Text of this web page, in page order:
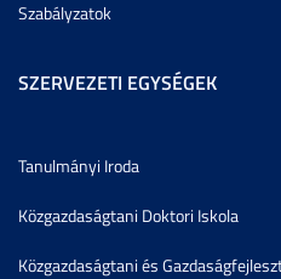
Szabályzatok
SZERVEZETI EGYSÉGEK
Tanulmányi Iroda
Közgazdaságtani Doktori Iskola
Közgazdaságtani és